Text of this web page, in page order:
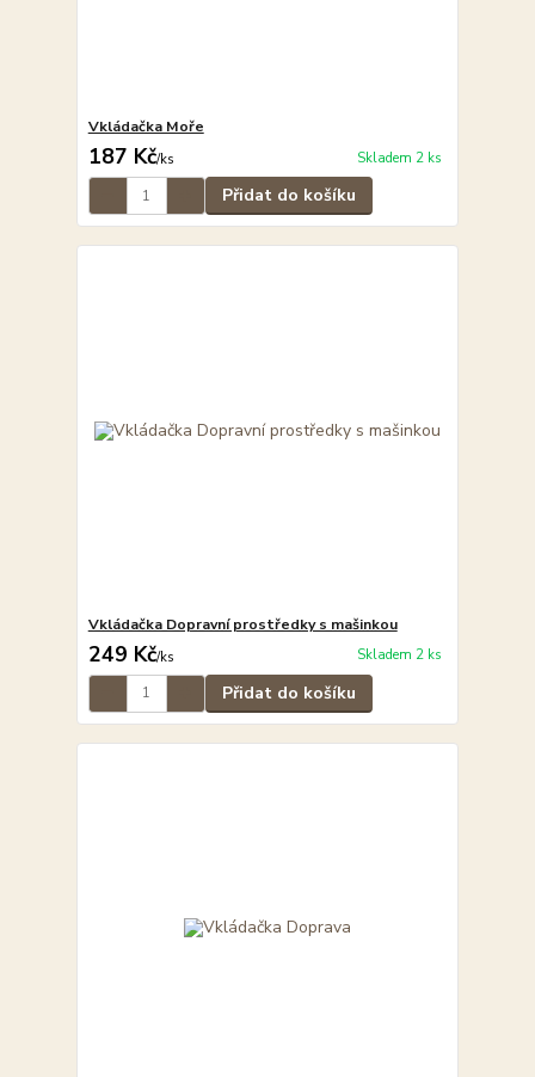
Vkládačka Moře
187 Kč/ks Skladem 2 ks
Přidat do košíku
Vkládačka Dopravní prostředky s mašinkou
249 Kč/ks Skladem 2 ks
Přidat do košíku